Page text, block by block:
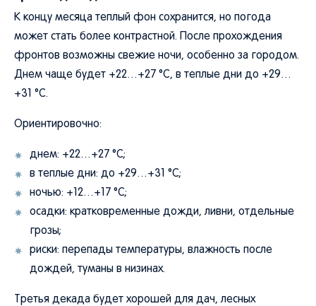
К концу месяца теплый фон сохранится, но погода
может стать более контрастной. После прохождения
фронтов возможны свежие ночи, особенно за городом.
Днем чаще будет +22…+27 °C, в теплые дни до +29…
+31 °C.
Ориентировочно:
днем: +22…+27 °C;
в теплые дни: до +29…+31 °C;
ночью: +12…+17 °C;
осадки: кратковременные дожди, ливни, отдельные
грозы;
риски: перепады температуры, влажность после
дождей, туманы в низинах.
Третья декада будет хорошей для дач, лесных